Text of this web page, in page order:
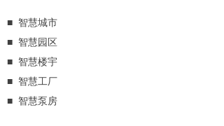
■ 智慧城市
■ 智慧园区
■ 智慧楼宇
■ 智慧工厂
■ 智慧泵房